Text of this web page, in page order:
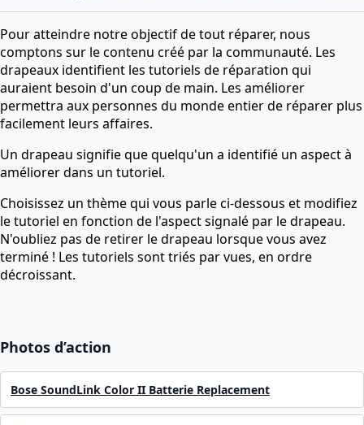
Pour atteindre notre objectif de tout réparer, nous
comptons sur le contenu créé par la communauté. Les
drapeaux identifient les tutoriels de réparation qui
auraient besoin d'un coup de main. Les améliorer
permettra aux personnes du monde entier de réparer plus
facilement leurs affaires.
Un drapeau signifie que quelqu'un a identifié un aspect à
améliorer dans un tutoriel.
Choisissez un thème qui vous parle ci-dessous et modifiez
le tutoriel en fonction de l'aspect signalé par le drapeau.
N'oubliez pas de retirer le drapeau lorsque vous avez
terminé ! Les tutoriels sont triés par vues, en ordre
décroissant.
Photos d’action
Bose SoundLink Color II Batterie Replacement